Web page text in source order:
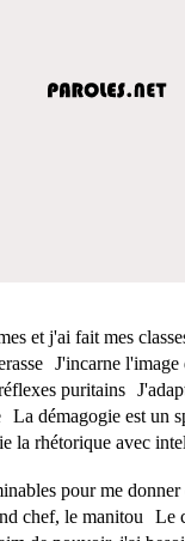
et j'ai fait mes
J'incarne
puritains
La démagogie est un
la rhétorique avec
pour me
chef, le manitou Le